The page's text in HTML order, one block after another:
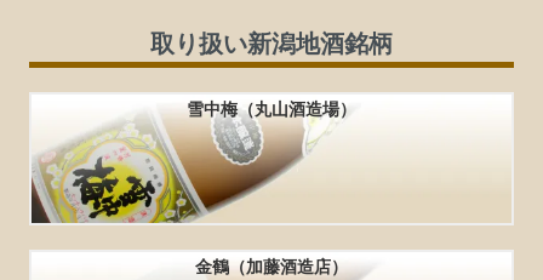
取り扱い新潟地酒銘柄
雪中梅（丸山酒造場）
金鶴（加藤酒造店）